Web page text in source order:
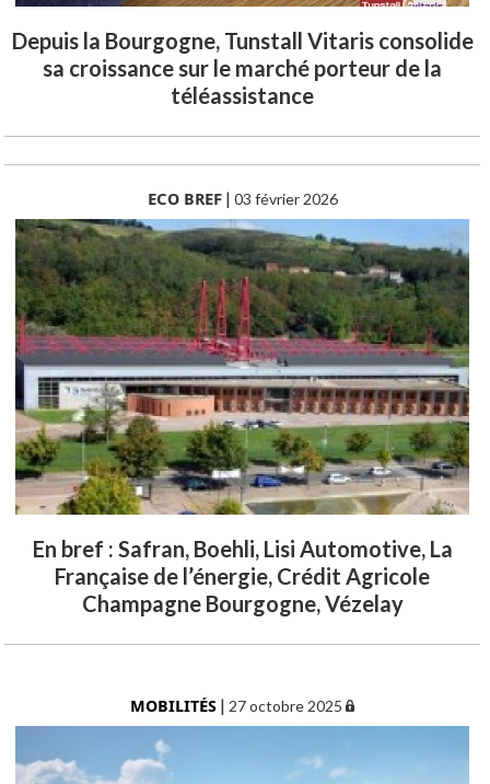
Depuis la Bourgogne, Tunstall Vitaris consolide
sa croissance sur le marché porteur de la
téléassistance
ECO BREF| 03 février 2026
En bref : Safran, Boehli, Lisi Automotive, La
Française de l’énergie, Crédit Agricole
Champagne Bourgogne, Vézelay
MOBILITÉS | 27 octobre 2025